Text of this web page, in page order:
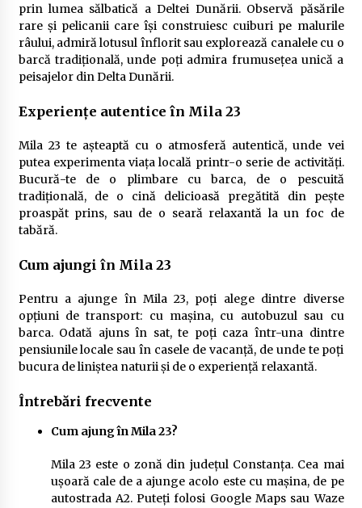
prin lumea sălbatică a Deltei Dunării. Observă păsările
rare și pelicanii care își construiesc cuiburi pe malurile
râului, admiră lotusul înflorit sau explorează canalele cu o
barcă tradițională, unde poți admira frumusețea unică a
peisajelor din Delta Dunării.
Experiențe autentice în Mila 23
Mila 23 te așteaptă cu o atmosferă autentică, unde vei
putea experimenta viața locală printr-o serie de activități.
Bucură-te de o plimbare cu barca, de o pescuită
tradițională, de o cină delicioasă pregătită din pește
proaspăt prins, sau de o seară relaxantă la un foc de
tabără.
Cum ajungi în Mila 23
Pentru a ajunge în Mila 23, poți alege dintre diverse
opțiuni de transport: cu mașina, cu autobuzul sau cu
barca. Odată ajuns în sat, te poți caza într-una dintre
pensiunile locale sau în casele de vacanță, de unde te poți
bucura de liniștea naturii și de o experiență relaxantă.
Întrebări frecvente
Cum ajung în Mila 23?
Mila 23 este o zonă din județul Constanța. Cea mai
ușoară cale de a ajunge acolo este cu mașina, de pe
autostrada A2. Puteți folosi Google Maps sau Waze